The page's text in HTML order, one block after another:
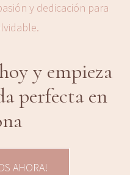
y dedicación para
y empieza
perfecta en
AHORA!